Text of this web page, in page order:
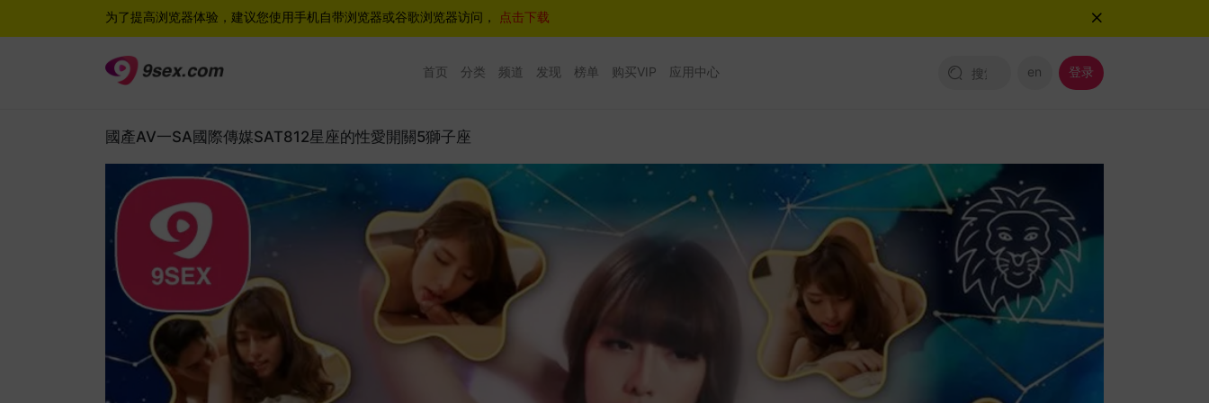
为了提高浏览器体验，建议您使用手机自带浏览器或谷歌浏览器访问， 点击下载
首页 分类 频道 发现 榜单 购买VIP 应用中心 en 登录
國產AV一SA國際傳媒SAT812星座的性愛開關5獅子座